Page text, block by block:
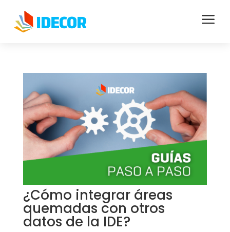
a
¿Cómo integrar áreas
quemadas con otros
datos de la IDE?